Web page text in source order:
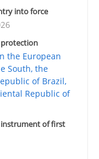
into force
the European
South, the
of Brazil,
Republic of
instrument of first